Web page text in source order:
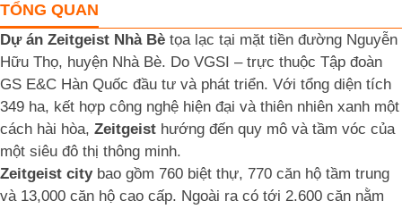
TỔNG QUAN
Dự án Zeitgeist Nhà Bè tọa lạc tại mặt tiền đường Nguyễn
Hữu Thọ, huyện Nhà Bè. Do VGSI – trực thuộc Tập đoàn
GS E&C Hàn Quốc đầu tư và phát triển. Với tổng diện tích
349 ha, kết hợp công nghệ hiện đại và thiên nhiên xanh một
cách hài hòa, Zeitgeist hướng đến quy mô và tầm vóc của
một siêu đô thị thông minh.
Zeitgeist citybao gồm 760 biệt thự, 770 căn hộ tầm trung
và 13,000 căn hộ cao cấp. Ngoài ra có tới 2.600 căn nằm